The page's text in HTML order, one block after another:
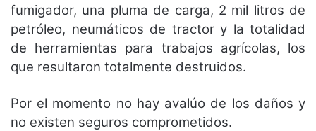
fumigador, una pluma de carga, 2 mil litros de
petróleo, neumáticos de tractor y la totalidad
de herramientas para trabajos agrícolas, los
que resultaron totalmente destruidos.
Por el momento no hay avalúo de los daños y
no existen seguros comprometidos.